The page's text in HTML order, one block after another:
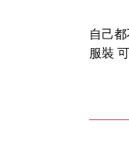
自己
服裝